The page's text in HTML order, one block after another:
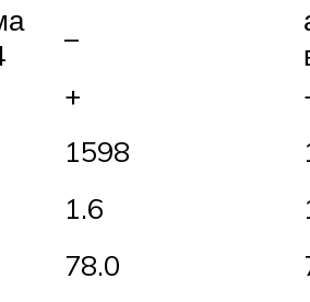
–
+
1598
1.6
78.0